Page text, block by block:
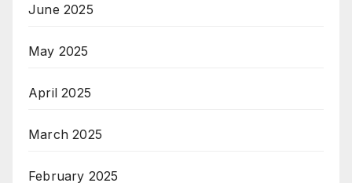
June 2025
May 2025
April 2025
March 2025
February 2025